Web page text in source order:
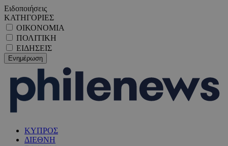
Ειδοποιήσεις
ΚΑΤΗΓΟΡΙΕΣ
ΟΙΚΟΝΟΜΙΑ
ΠΟΛΙΤΙΚΗ
ΕΙΔΗΣΕΙΣ
ΚΥΠΡΟΣ
ΔΙΕΘΝΗ